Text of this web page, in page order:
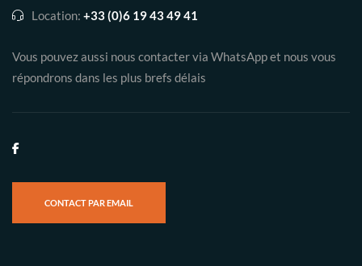
Location: +33 (0)6 19 43 49 41
Vous pouvez aussi nous contacter via WhatsApp et nous vous
répondrons dans les plus brefs délais
CONTACT PAR EMAIL